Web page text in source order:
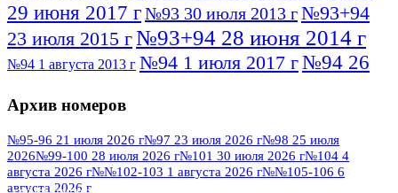
29 июня 2017 г№93 30 июля 2013 г№93+94
23 июля 2015 г№93+94 28 июня 2014 г
№94 1 августа 2013 г №94 1 июля 2017 г№94 26
№95 7 августа 2012 г
№95 28 июля 2016 г№95+96 3 августа
2013 г№96 6 июля 2017 г№96 9 августа
2012 г
Архив номеров
№95-96 21 июля 2026 г№97 23 июля 2026 г№98 25 июля
2026№99-100 28 июля 2026 г№101 30 июля 2026 г№104 4
августа 2026 г№№102-103 1 августа 2026 г№№105-106 6
августа 2026 г